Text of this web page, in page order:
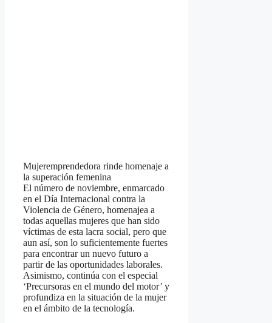
Mujeremprendedora rinde homenaje a
la superación femenina
El número de noviembre, enmarcado
en el Día Internacional contra la
Violencia de Género, homenajea a
todas aquellas mujeres que han sido
víctimas de esta lacra social, pero que
aun así, son lo suficientemente fuertes
para encontrar un nuevo futuro a
partir de las oportunidades laborales.
Asimismo, continúa con el especial
‘Precursoras en el mundo del motor’ y
profundiza en la situación de la mujer
en el ámbito de la tecnología.